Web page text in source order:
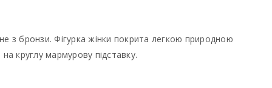
з бронзи. Фігурка жінки покрита легкою природною
круглу мармурову підставку.